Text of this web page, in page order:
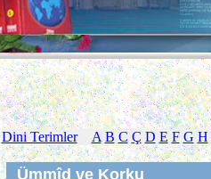
Dini Terimler A B C Ç D E F G H
Ümmîd ve Korku